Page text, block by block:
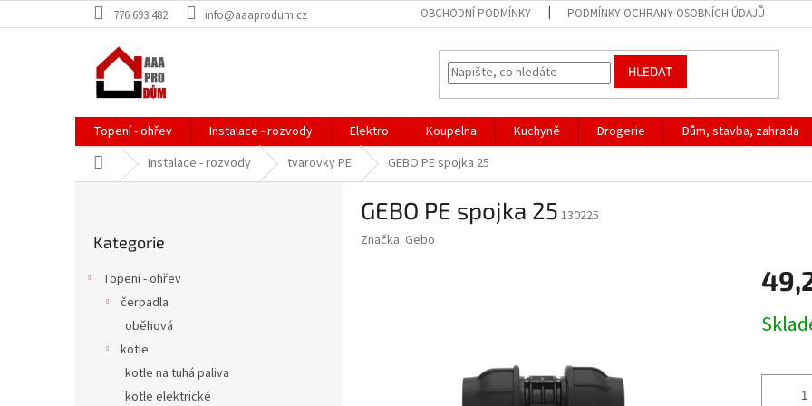
na
776 693 482 info@aaaprodum.cz OBCHODNÍ PODMÍNKY PODMÍNKY OCHRANY OSOBNÍCH ÚDAJŮ
HLEDAT
Topení - ohřev Instalace - rozvody Elektro Koupelna Kuchyně Drogerie Dům, stavba, zahrada
Domů Instalace - rozvody tvarovky PE GEBO PE spojka 25
kategorie
Kategorie
Topení - ohřev
čerpadla
oběhová
kotle
kotle na tuhá paliva
kotle elektrické
GEBO PE spojka 25 130225
Značka: Gebo
cena: